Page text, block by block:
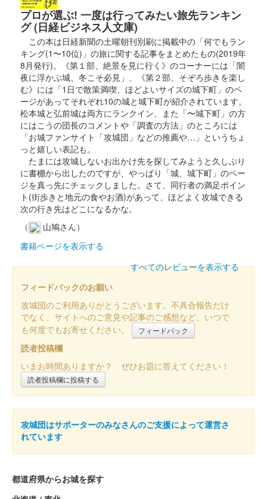
配布終了
愛知県史跡整備市町村協議会30周年記念イベント「あいちの史跡
をめぐって御城印・御史跡印を集めよう！」で配布された御城
印。
吉田城 御城印 大河内松平家（桜色版）
販売終了
桜をイメージした特別版で抽選販売（500枚）。文字は豊橋のデ
ザイン書道家・鈴木愛さんが揮毫。
吉田城 御城印 大河内松平家
文字は豊橋のデザイン書道家・鈴木愛さんが揮毫。枚数限定で販
売。
吉田城 御城印 酒井忠次（限定版）
販売終了
「吉田城」の文字が金文字になっている。文字は豊橋のデザイン
書道家・鈴木愛さんが揮毫。2020年12月の日曜日のみ、各回200
枚限定で販売された。
吉田城 御城印
販売終了
書道家・鈴木愛さんが揮毫。500枚限定で販売された。
吉田城 御城印
文字は豊橋のデザイン書道家・鈴木愛さんが揮毫。
プロが選ぶ! 一度は行ってみたい旅先ランキン
グ (日経ビジネス人文庫)
この本は日経新聞の土曜朝刊別刷に掲載中の「何でもラン
キング(1〜10位)」の旅に関する記事をまとめたもの(2019年
8月発行)。《第１部、絶景を見に行く》のコーナーには「闇
夜に浮かぶ城、冬こそ必見」、《第２部、そぞろ歩きを楽し
む》には「1日で散策満喫、ほどよいサイズの城下町」のペ
ージがあってそれぞれ10の城と城下町が紹介されています。
松本城と弘前城は両方にランクイン、また「〜城下町」の方
にはこうの団長のコメントや「調査の方法」のところには
「お城ファンサイト「攻城団」などの推薦や…」というちょ
っと嬉しい表記も。
たまには攻城しないお出かけ先を探してみようと久しぶり
に書棚から出したのですが、やっぱり「城、城下町」のペー
ジを真っ先にチェックしました。さて、同行者の満足ポイン
ト(街歩きと地元の食やお酒)があって、ほどよく攻城できる
次の行き先はどこになるかな。
（
山鳩さん）
書籍ページを表示する
すべてのレビューを表示する
フィードバックのお願い
攻城団のご利用ありがとうございます。不具合報告だけ
でなく、サイトへのご意見や記事のご感想など、いつで
も何度でもお寄せください。
フィードバック
読者投稿欄
いまお時間ありますか？ ぜひお題に答えてください！
読者投稿欄に投稿する
攻城団はサポーターのみなさんのご支援によって運営さ
れています
都道府県からお城を探す